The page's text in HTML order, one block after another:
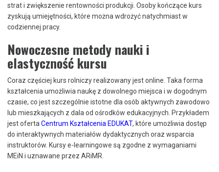
strat i zwiększenie rentowności produkcji. Osoby kończące kurs
zyskują umiejętności, które można wdrożyć natychmiast w
codziennej pracy.
Nowoczesne metody nauki i
elastyczność kursu
Coraz częściej kurs rolniczy realizowany jest online. Taka forma
kształcenia umożliwia naukę z dowolnego miejsca i w dogodnym
czasie, co jest szczególnie istotne dla osób aktywnych zawodowo
lub mieszkających z dala od ośrodków edukacyjnych. Przykładem
jest oferta Centrum Kształcenia EDUKAT, które umożliwia dostęp
do interaktywnych materiałów dydaktycznych oraz wsparcia
instruktorów. Kursy e-learningowe są zgodne z wymaganiami
MEiN i uznawane przez ARiMR.